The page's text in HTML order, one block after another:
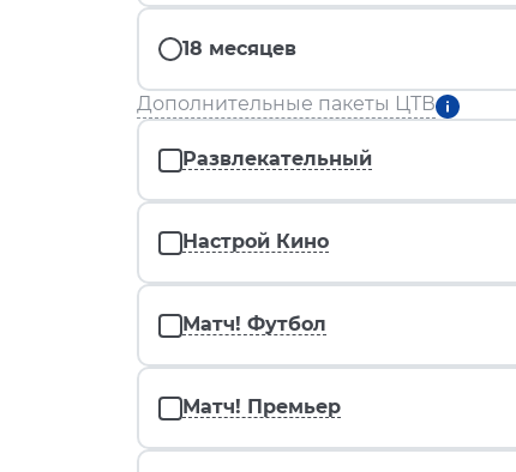
18 месяцев
Дополнительные пакеты ЦТВ
Развлекательный
Настрой Кино
Матч! Футбол
Матч! Премьер